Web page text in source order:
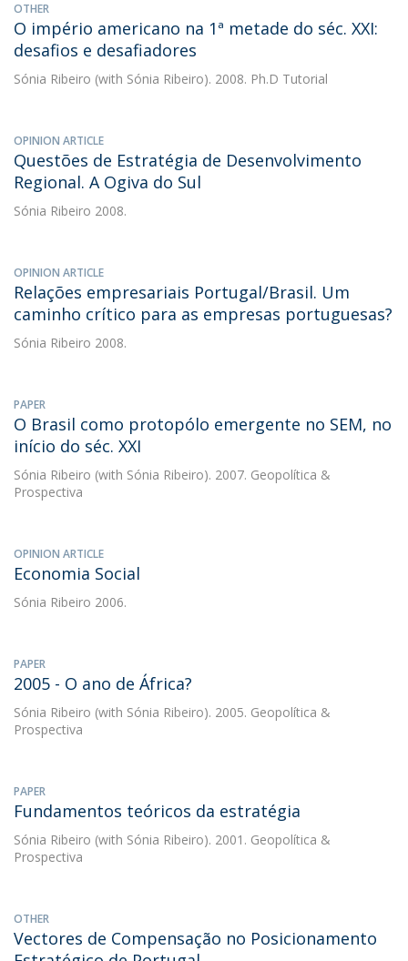
OTHER
O império americano na 1ª metade do séc. XXI:
desafios e desafiadores
Sónia Ribeiro (with Sónia Ribeiro). 2008. Ph.D Tutorial
OPINION ARTICLE
Questões de Estratégia de Desenvolvimento
Regional. A Ogiva do Sul
Sónia Ribeiro 2008.
OPINION ARTICLE
Relações empresariais Portugal/Brasil. Um
caminho crítico para as empresas portuguesas?
Sónia Ribeiro 2008.
PAPER
O Brasil como protopólo emergente no SEM, no
início do séc. XXI
Sónia Ribeiro (with Sónia Ribeiro). 2007. Geopolítica &
Prospectiva
OPINION ARTICLE
Economia Social
Sónia Ribeiro 2006.
PAPER
2005 - O ano de África?
Sónia Ribeiro (with Sónia Ribeiro). 2005. Geopolítica &
Prospectiva
PAPER
Fundamentos teóricos da estratégia
Sónia Ribeiro (with Sónia Ribeiro). 2001. Geopolítica &
Prospectiva
OTHER
Vectores de Compensação no Posicionamento